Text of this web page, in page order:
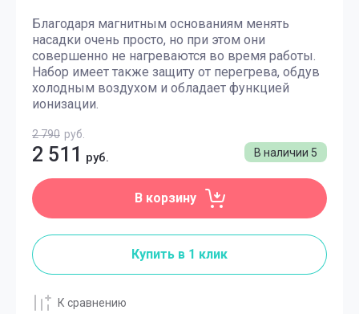
Благодаря магнитным основаниям менять
насадки очень просто, но при этом они
совершенно не нагреваются во время работы.
Набор имеет также защиту от перегрева, обдув
холодным воздухом и обладает функцией
ионизации.
В наличии 5
2 790 руб.
2 511 руб.
В корзину
Купить в 1 клик
К сравнению